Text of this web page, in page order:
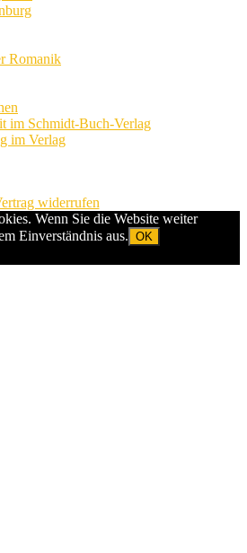
Romanik
im Schmidt-Buch-Verlag
im Verlag
widerrufen
Wenn Sie die Website weiter
Einverständnis aus. OK